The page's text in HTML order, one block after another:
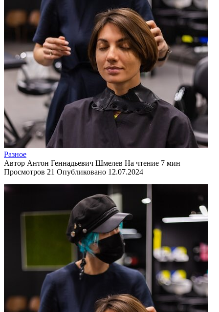
Разное
Автор Антон Геннадьевич Шмелев На чтение 7 мин
Просмотров 21 Опубликовано 12.07.2024